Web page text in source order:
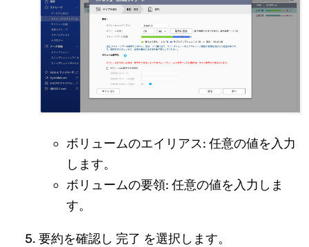
ボリュームのエイリアス: 任意の値を入力
します。
ボリュームの要領: 任意の値を入力しま
す。
要約を確認し 完了 を選択します。